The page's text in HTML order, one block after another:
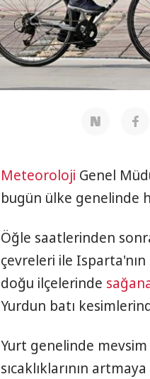
Meteoroloji Genel
bugün ülke genelinde
Öğle saatlerinden
çevreleri ile Isparta'nın
doğu ilçelerinde
Yurdun batı
Yurt genelinde
sıcaklıklarının